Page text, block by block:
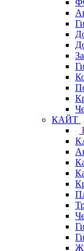
КАЙТ